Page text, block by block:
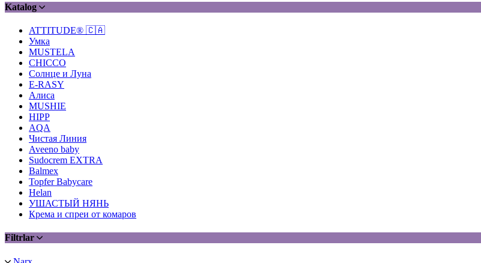
Katalog
ATTITUDE® 🇨🇦
Умка
MUSTELA
CHICCO
Солнце и Луна
E-RASY
Алиса
MUSHIE
HIPP
AQA
Чистая Линия
Aveeno baby
Sudocrem EXTRA
Balmex
Topfer Babycare
Helan
УШАСТЫЙ НЯНЬ
Крема и спреи от комаров
Filtrlar